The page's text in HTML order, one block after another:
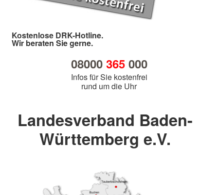
Kostenlose DRK-Hotline.
Wir beraten Sie gerne.
08000 365000
Infos für Sie kostenfrei
rund um die Uhr
Landesverband Baden-
Württemberg e.V.